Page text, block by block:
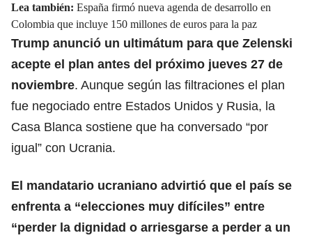
Lea también: España firmó nueva agenda de desarrollo en
Colombia que incluye 150 millones de euros para la paz
Trump anunció un ultimátum para que Zelenski
acepte el plan antes del próximo jueves 27 de
noviembre. Aunque según las filtraciones el plan
fue negociado entre Estados Unidos y Rusia, la
Casa Blanca sostiene que ha conversado “por
igual” con Ucrania.
El mandatario ucraniano advirtió que el país se
enfrenta a “elecciones muy difíciles” entre
“perder la dignidad o arriesgarse a perder a un